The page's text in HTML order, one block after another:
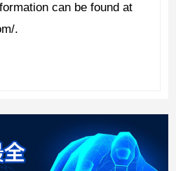
can be found at
.